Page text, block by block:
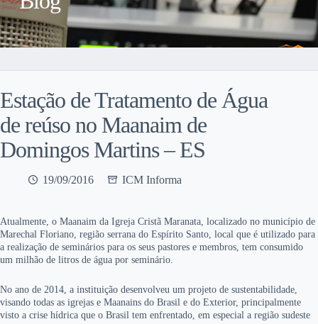
Estação de Tratamento de Água
de reúso no Maanaim de
Domingos Martins – ES
19/09/2016 ICM Informa
Atualmente, o Maanaim da Igreja Cristã Maranata, localizado no município de
Marechal Floriano, região serrana do Espírito Santo, local que é utilizado para
a realização de seminários para os seus pastores e membros, tem consumido
um milhão de litros de água por seminário.
No ano de 2014, a instituição desenvolveu um projeto de sustentabilidade,
visando todas as igrejas e Maanains do Brasil e do Exterior, principalmente
visto a crise hídrica que o Brasil tem enfrentado, em especial a região sudeste